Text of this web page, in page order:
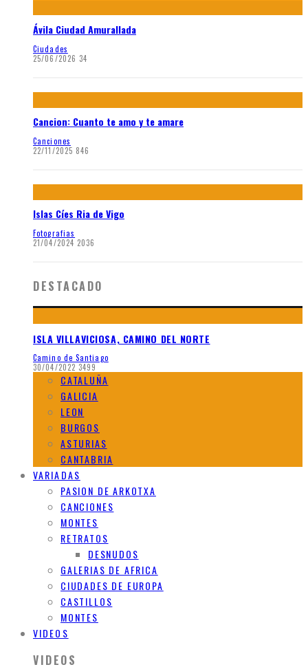
Ávila Ciudad Amurallada
Ciudades
25/06/2026 34
Cancion: Cuanto te amo y te amare
Canciones
22/11/2025 846
Islas Cíes Ria de Vigo
Fotografias
21/04/2024 2036
DESTACADO
ISLA VILLAVICIOSA, CAMINO DEL NORTE
Camino de Santiago
30/04/2022 3499
CATALUÑA
GALICIA
LEON
BURGOS
ASTURIAS
CANTABRIA
VARIADAS
PASION DE ARKOTXA
CANCIONES
MONTES
RETRATOS
DESNUDOS
GALERIAS DE AFRICA
CIUDADES DE EUROPA
CASTILLOS
MONTES
VIDEOS
VIDEOS